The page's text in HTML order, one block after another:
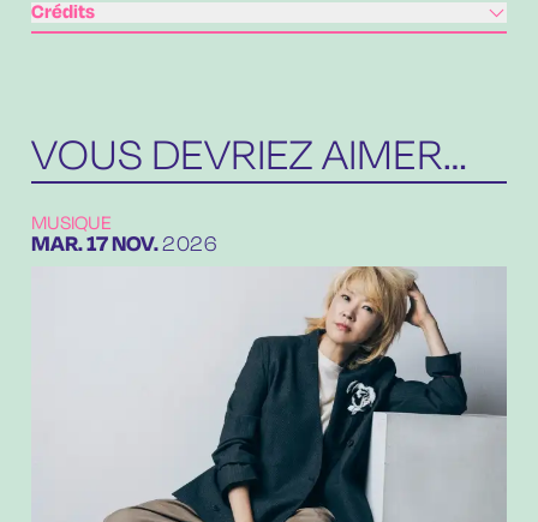
Crédits
VOUS DEVRIEZ AIMER…
MUSIQUE
MARDI
MAR.17NOVEMBRE
NOV.2026